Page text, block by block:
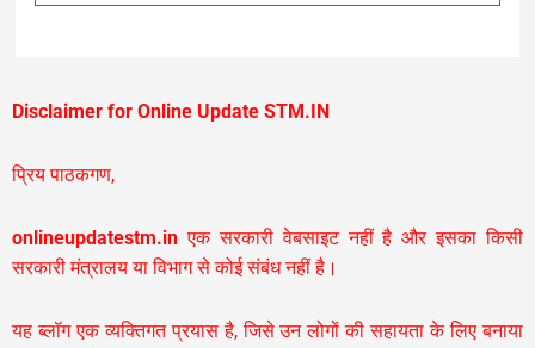
Disclaimer for Online Update STM.IN
प्रिय पाठकगण,
onlineupdatestm.in एक सरकारी वेबसाइट नहीं है और इसका किसी
सरकारी मंत्रालय या विभाग से कोई संबंध नहीं है।
यह ब्लॉग एक व्यक्तिगत प्रयास है, जिसे उन लोगों की सहायता के लिए बनाया